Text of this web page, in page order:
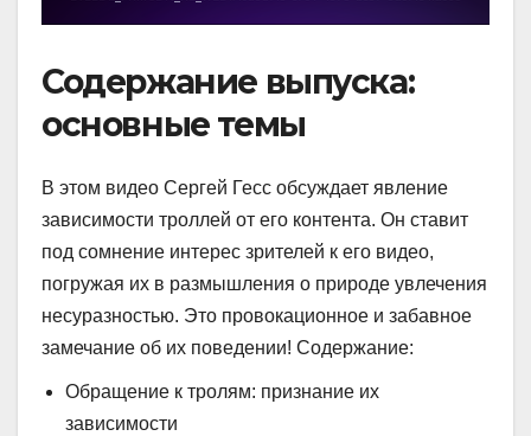
Содержание выпуска:
основные темы
В этом видео Сергей Гесс обсуждает явление
зависимости троллей от его контента. Он ставит
под сомнение интерес зрителей к его видео,
погружая их в размышления о природе увлечения
несуразностью. Это провокационное и забавное
замечание об их поведении! Содержание:
Обращение к тролям: признание их
зависимости